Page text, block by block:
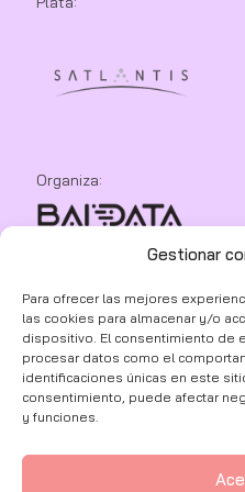
Gestionar
Para ofrecer las mejores
las cookies para almacenar y/o
dispositivo. El consentimiento de
procesar datos como el
identificaciones únicas en este
consentimiento, puede afectar
y funciones.
Organiza:
Colaboran: